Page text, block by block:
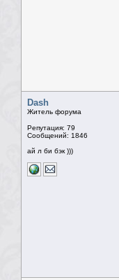
Dash
Житель форума
Репутация: 79
Сообщений: 1846
ай л би бэк )))